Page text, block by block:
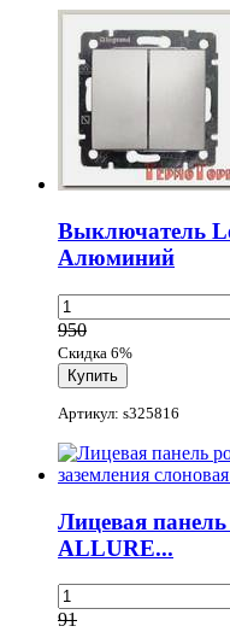
Выключатель
Алюминий
950
Скидка 6%
Артикул: s325816
Лицевая
ALLURE...
91